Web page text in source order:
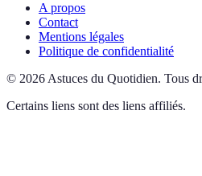
A propos
Contact
Mentions légales
Politique de confidentialité
© 2026 Astuces du Quotidien. Tous
Certains liens sont des liens affiliés.